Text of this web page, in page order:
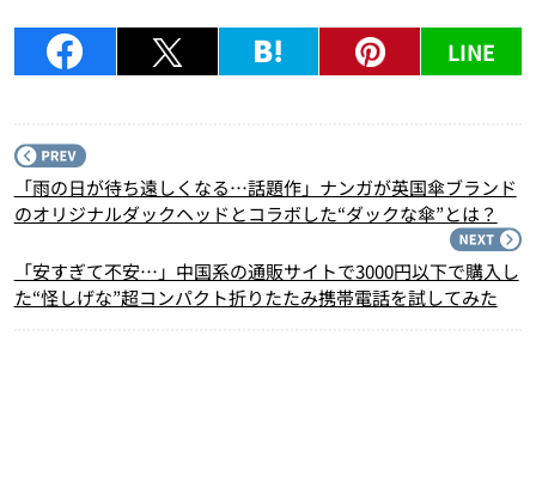
LINE
「雨の日が待ち遠しくなる…話題作」ナンガが英国傘ブランド
のオリジナルダックヘッドとコラボした“ダックな傘”とは？
「安すぎて不安…」中国系の通販サイトで3000円以下で購入し
た“怪しげな”超コンパクト折りたたみ携帯電話を試してみた